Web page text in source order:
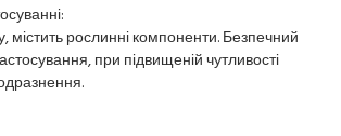
містить рослинні компоненти. Безпечний
при підвищеній чутливості